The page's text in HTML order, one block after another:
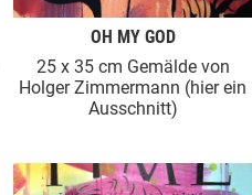
OH MY GOD
25 x 35 cm Gemälde von
Holger Zimmermann (hier ein
Ausschnitt)